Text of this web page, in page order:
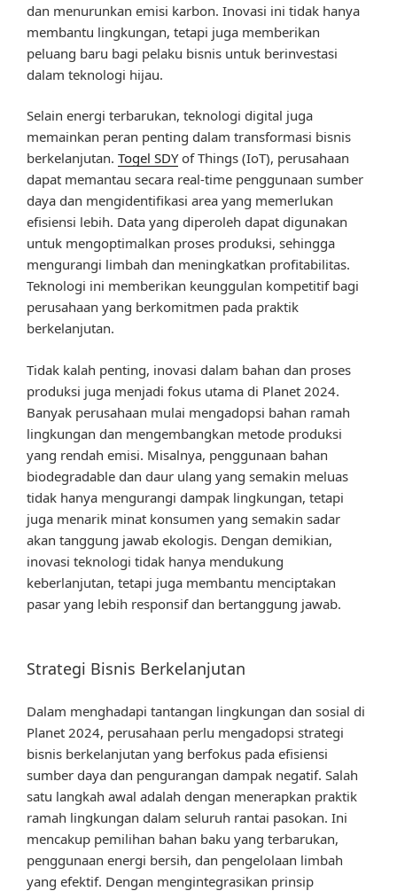
dan menurunkan emisi karbon. Inovasi ini tidak hanya
membantu lingkungan, tetapi juga memberikan
peluang baru bagi pelaku bisnis untuk berinvestasi
dalam teknologi hijau.
Selain energi terbarukan, teknologi digital juga
memainkan peran penting dalam transformasi bisnis
berkelanjutan. Togel SDYof Things (IoT), perusahaan
dapat memantau secara real-time penggunaan sumber
daya dan mengidentifikasi area yang memerlukan
efisiensi lebih. Data yang diperoleh dapat digunakan
untuk mengoptimalkan proses produksi, sehingga
mengurangi limbah dan meningkatkan profitabilitas.
Teknologi ini memberikan keunggulan kompetitif bagi
perusahaan yang berkomitmen pada praktik
berkelanjutan.
Tidak kalah penting, inovasi dalam bahan dan proses
produksi juga menjadi fokus utama di Planet 2024.
Banyak perusahaan mulai mengadopsi bahan ramah
lingkungan dan mengembangkan metode produksi
yang rendah emisi. Misalnya, penggunaan bahan
biodegradable dan daur ulang yang semakin meluas
tidak hanya mengurangi dampak lingkungan, tetapi
juga menarik minat konsumen yang semakin sadar
akan tanggung jawab ekologis. Dengan demikian,
inovasi teknologi tidak hanya mendukung
keberlanjutan, tetapi juga membantu menciptakan
pasar yang lebih responsif dan bertanggung jawab.
Strategi Bisnis Berkelanjutan
Dalam menghadapi tantangan lingkungan dan sosial di
Planet 2024, perusahaan perlu mengadopsi strategi
bisnis berkelanjutan yang berfokus pada efisiensi
sumber daya dan pengurangan dampak negatif. Salah
satu langkah awal adalah dengan menerapkan praktik
ramah lingkungan dalam seluruh rantai pasokan. Ini
mencakup pemilihan bahan baku yang terbarukan,
penggunaan energi bersih, dan pengelolaan limbah
yang efektif. Dengan mengintegrasikan prinsip